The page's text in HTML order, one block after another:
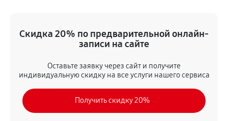
Скидка 20% по предварительной онлайн-
записи на сайте
Оставьте заявку через сайт и получите
индивидуальную скидку на все услуги нашего сервиса
Получить скидку 20%